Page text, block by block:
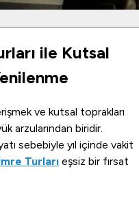
ile Kutsal
ve kutsal toprakları
arzularından biridir.
sebebiyle yıl içinde vakit
Turları eşsiz bir fırsat